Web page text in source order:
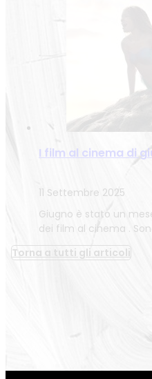
I film al cinema di
11 Settembre 2025
Giugno è stato un
dei film al cinema .
Torna a tutti gli articoli